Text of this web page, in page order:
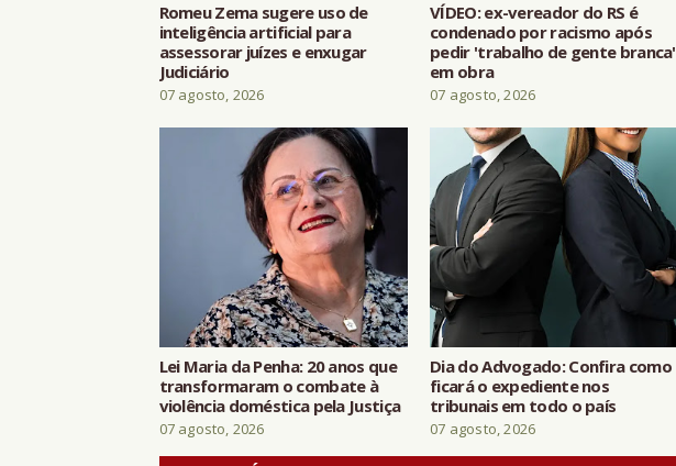
Romeu Zema sugere uso de
inteligência artificial para
assessorar juízes e enxugar
Judiciário
07 agosto, 2026
VÍDEO: ex-vereador do RS é
condenado por racismo após
pedir 'trabalho de gente branca'
em obra
07 agosto, 2026
Lei Maria da Penha: 20 anos que
transformaram o combate à
violência doméstica pela Justiça
07 agosto, 2026
Dia do Advogado: Confira como
ficará o expediente nos
tribunais em todo o país
07 agosto, 2026